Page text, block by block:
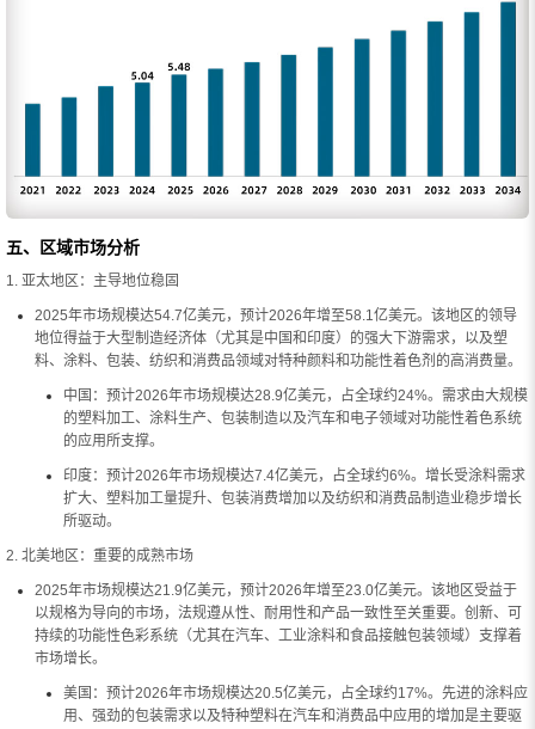
五、区域市场分析
1. 亚太地区：主导地位稳固
2025年市场规模达54.7亿美元，预计2026年增至58.1亿美元。该地区的领导
地位得益于大型制造经济体（尤其是中国和印度）的强大下游需求，以及塑
料、涂料、包装、纺织和消费品领域对特种颜料和功能性着色剂的高消费量。
中国：预计2026年市场规模达28.9亿美元，占全球约24%。需求由大规模
的塑料加工、涂料生产、包装制造以及汽车和电子领域对功能性着色系统
的应用所支撑。
印度：预计2026年市场规模达7.4亿美元，占全球约6%。增长受涂料需求
扩大、塑料加工量提升、包装消费增加以及纺织和消费品制造业稳步增长
所驱动。
2. 北美地区：重要的成熟市场
2025年市场规模达21.9亿美元，预计2026年增至23.0亿美元。该地区受益于
以规格为导向的市场，法规遵从性、耐用性和产品一致性至关重要。创新、可
持续的功能性色彩系统（尤其在汽车、工业涂料和食品接触包装领域）支撑着
市场增长。
美国：预计2026年市场规模达20.5亿美元，占全球约17%。先进的涂料应
用、强劲的包装需求以及特种塑料在汽车和消费品中应用的增加是主要驱